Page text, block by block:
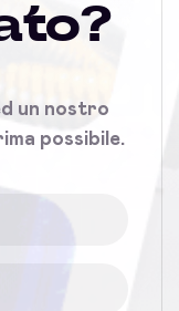
un nostro
possibile.